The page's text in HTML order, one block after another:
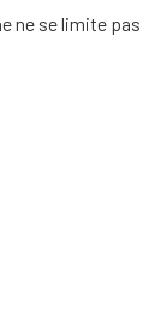
ne se limite pas